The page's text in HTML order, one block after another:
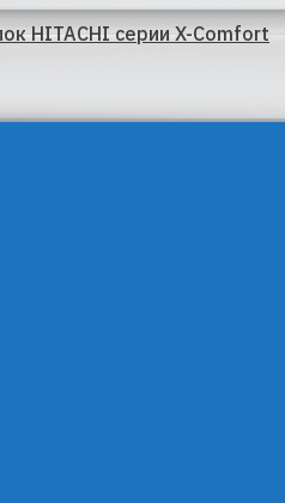
HITACHI серии X-Comfort